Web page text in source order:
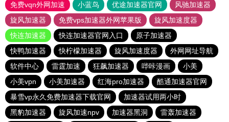
免费vqn外网加速
小蓝鸟 优途加速器官网
风驰加速器
旋风加速器
免费vps加速器外网苹果版
旋风加速度器
快连加速器
快连加速器官网入口
原子加速器
快鸭加速器
快柠檬加速器 旋风加速度器
外网网址导航
软件中心
雷霆加速 狂飙加速器 哔咔漫画
小美
小美vpn
小美加速器 红海pro加速器
酷通加速器官网
暴雪vp永久免费加速器下载官网
加速器试用两小时
黑豹加速器
旋风加速npv 加速器黑洞
雷轰加速器